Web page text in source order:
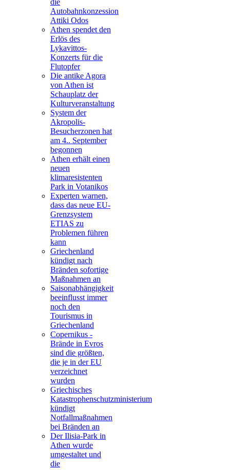
die
Autobahnkonzession
Attiki Odos
Athen spendet den
Erlös des
Lykavittos-
Konzerts für die
Flutopfer
Die antike Agora
von Athen ist
Schauplatz der
Kulturveranstaltung
System der
Akropolis-
Besucherzonen hat
am 4.. September
begonnen
Athen erhält einen
neuen
klimaresistenten
Park in Votanikos
Experten warnen,
dass das neue EU-
Grenzsystem
ETIAS zu
Problemen führen
kann
Griechenland
kündigt nach
Bränden sofortige
Maßnahmen an
Saisonabhängigkeit
beeinflusst immer
noch den
Tourismus in
Griechenland
Copernikus -
Brände in Evros
sind die größten,
die je in der EU
verzeichnet
wurden
Griechisches
Katastrophenschutzministerium
kündigt
Notfallmaßnahmen
bei Bränden an
Der Ilisia-Park in
Athen wurde
umgestaltet und
die